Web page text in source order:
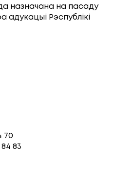
назначана на пасаду
адукацыі Рэспублікі
70
83